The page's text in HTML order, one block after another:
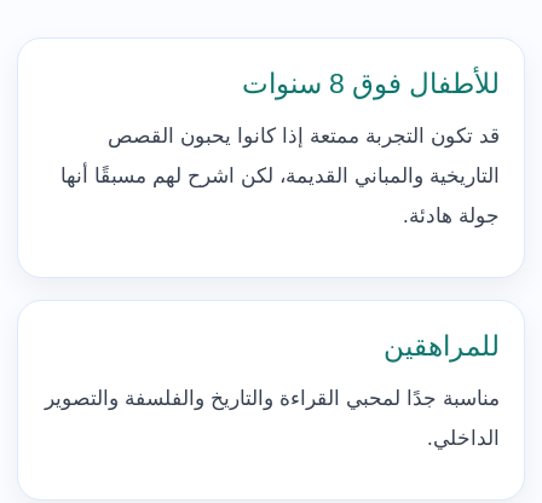
للأطفال فوق 8 سنوات
قد تكون التجربة ممتعة إذا كانوا يحبون القصص
التاريخية والمباني القديمة، لكن اشرح لهم مسبقًا أنها
جولة هادئة.
للمراهقين
مناسبة جدًا لمحبي القراءة والتاريخ والفلسفة والتصوير
الداخلي.